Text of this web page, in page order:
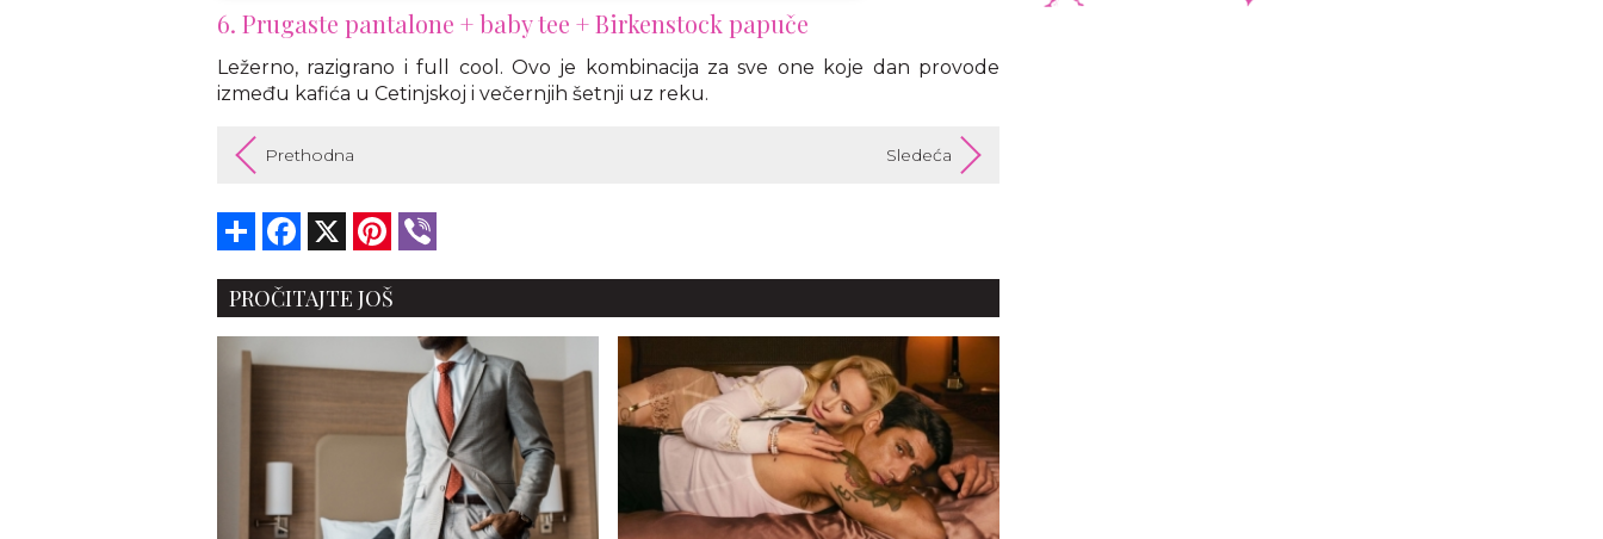
6. Prugaste pantalone + baby tee + Birkenstock papuče
Ležerno, razigrano i full cool. Ovo je kombinacija za sve one koje dan provode
između kafića u Cetinjskoj i večernjih šetnji uz reku.
Prethodna Sledeća
Share Facebook Pinterest
PROČITAJTE JOŠ